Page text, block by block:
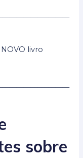
livro
sobre